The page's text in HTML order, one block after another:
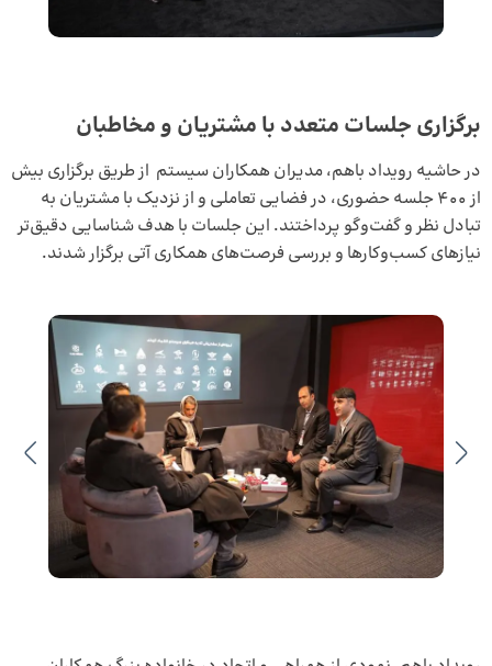
برگزاری جلسات متعدد با مشتریان و مخاطبان
در حاشیه رویداد باهم، مدیران همکاران سیستم از طریق برگزاری بیش
از 400 جلسه حضوری، در فضایی تعاملی و از نزدیک با مشتریان به
تبادل نظر و گفت‌و‌گو پرداختند. این جلسات با هدف شناسایی دقیق‌تر
نیازهای کسب‌و‌کارها و بررسی فرصت‌های همکاری آتی برگزار شدند.